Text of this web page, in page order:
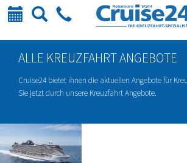
Kalender
SucheTelefon
ALLE KREUZFAHRT ANGEBOTE
Cruise24 bietet ihnen die aktuellen Angebote für
Sie jetzt durch unsere Kreuzfahrt Angebote.